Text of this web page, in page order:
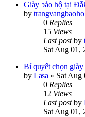
Giày bảo hộ tại
by trangvangbaoho
0 Replies
15 Views
Last postby
Sat Aug 01,
Bí quyết chọn giày
by Lasa » Sat Aug
0 Replies
12 Views
Last postby
Sat Aug 01,